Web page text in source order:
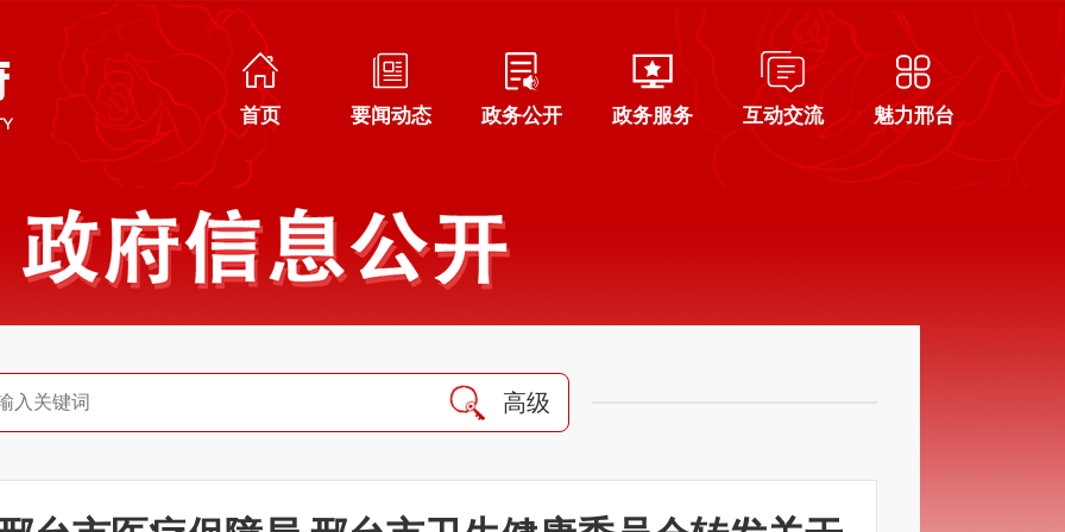
首页 要闻动态 政务公开 政务服务 互动交流 魅力邢台
高级